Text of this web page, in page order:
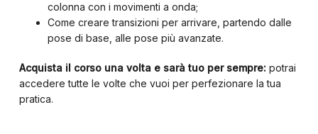
colonna con i movimenti a onda;
Come creare transizioni per arrivare, partendo dalle
pose di base, alle pose più avanzate.
Acquista il corso una volta e sarà tuo per sempre: potrai
accedere tutte le volte che vuoi per perfezionare la tua
pratica.